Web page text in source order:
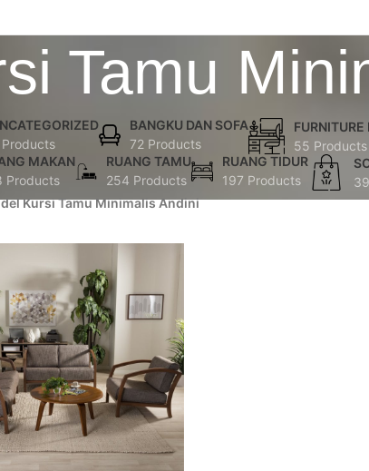
Tamu
BANGKU DAN SOFA
72 Products
FURNITURE
55 Products
MAKAN
Products
RUANG TAMU
254 Products
RUANG TIDUR
197 Products
Kursi Tamu Minimalis Andini